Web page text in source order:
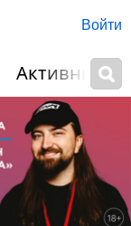
Войти
Активный